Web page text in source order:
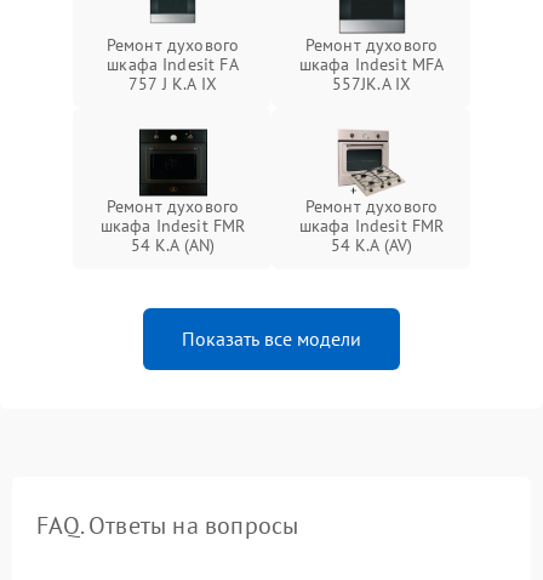
Ремонт духового
шкафа Indesit FA
757 J K.A IX
Ремонт духового
шкафа Indesit MFA
557JK.A IX
Ремонт духового
шкафа Indesit FMR
54 K.A (AN)
Ремонт духового
шкафа Indesit FMR
54 K.A (AV)
Показать все модели
FAQ. Ответы на вопросы